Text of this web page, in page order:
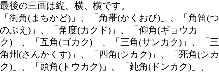
最後の三画は縦、横、横です。
「街角(まちかど)」、「角帯(かくおび)」、「角笛(つ
のぶえ)」、「角度(カクド)」、「仰角(ギョウカ
ク)」、「互角(ゴカク)」、「三角(サンカク)」、「三
角州(さんかくす)」、「四角(シカク)」、「死角(シカ
ク)」、「頭角(トウカク)」、「鈍角(ドンカク)」、